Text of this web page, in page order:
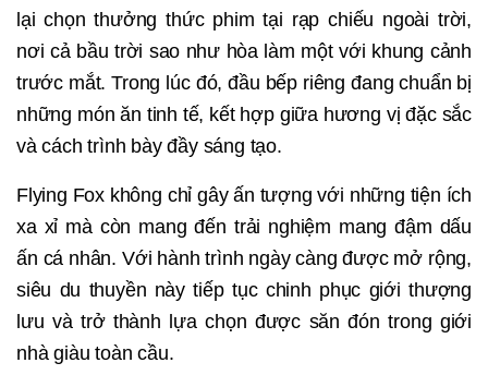
lại chọn thưởng thức phim tại rạp chiếu ngoài trời,
nơi cả bầu trời sao như hòa làm một với khung cảnh
trước mắt. Trong lúc đó, đầu bếp riêng đang chuẩn bị
những món ăn tinh tế, kết hợp giữa hương vị đặc sắc
và cách trình bày đầy sáng tạo.
Flying Fox không chỉ gây ấn tượng với những tiện ích
xa xỉ mà còn mang đến trải nghiệm mang đậm dấu
ấn cá nhân. Với hành trình ngày càng được mở rộng,
siêu du thuyền này tiếp tục chinh phục giới thượng
lưu và trở thành lựa chọn được săn đón trong giới
nhà giàu toàn cầu.